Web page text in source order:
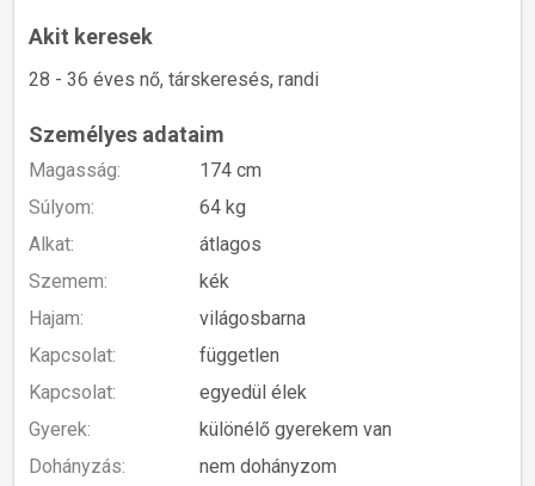
Akit keresek
28 - 36 éves nő, társkeresés, randi
Személyes adataim
Magasság:
174 cm
Súlyom:
64 kg
Alkat:
átlagos
Szemem:
kék
Hajam:
világosbarna
Kapcsolat:
független
Kapcsolat:
egyedül élek
Gyerek:
különélő gyerekem van
Dohányzás:
nem dohányzom